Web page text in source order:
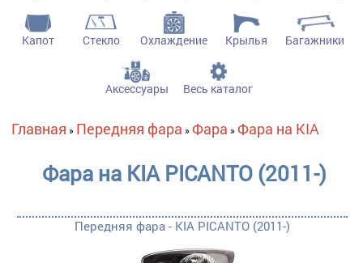
Капот Стекло Охлаждение Крылья Багажники
Аксессуары Весь каталог
Вы здесь
Главная » Передняя фара »Фара »Фара на KIA
Фара на KIA PICANTO (2011-)
Передняя фара - KIA PICANTO (2011-)